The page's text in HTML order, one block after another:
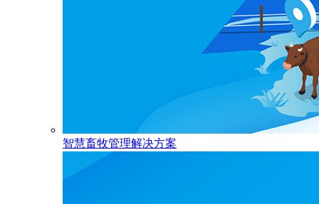
智慧畜牧管理解决方案